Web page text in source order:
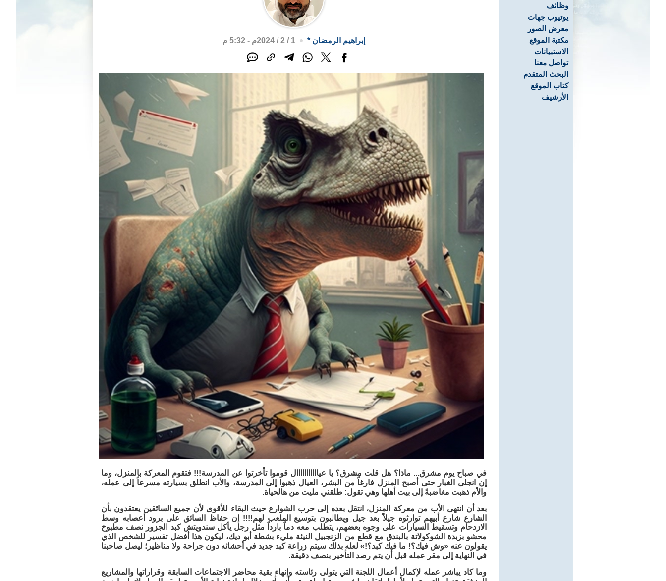
وظائف
يوتيوب جهات
معرض الصور
مكتبة الموقع
الاستبيانات
تواصل معنا
البحث المتقدم
كتاب الموقع
الأرشيف
إبراهيم الرمضان * 1 / 2 / 2024م - 5:32 م
في صباح يوم مشرق... ماذا؟ هل قلت مشرق؟ يا عيااااااااااال قوموا تأخرتوا عن المدرسة!!! فتقوم المعركة بالمنزل، وما
إن انجلى الغبار حتى أصبح المنزل فارغاً من البشر، العيال ذهبوا إلى المدرسة، والأب انطلق بسيارته مسرعاً إلى عمله،
والأم ذهبت مغاضبةً إلى بيت أهلها وهي تقول: طلقني مليت من هالحياة.
بعد أن انتهى الأب من معركة المنزل، انتقل بعده إلى حرب الشوارع حيث البقاء للأقوى لأن جميع السائقين يعتقدون بأن
الشارع شارع أبيهم توارثوه جيلاً بعد جيل ويطالبون بتوسيع الملعب لهم!!!! إن حفاظ السائق على برود أعصابه وسط
الازدحام وتسقيط السيارات على وجوه بعضهم، يتطلب معه دماً بارداً مثل رجل يأكل سندويتش كبد الجزور نصف مطبوخ
محشو بزبدة الشوكولاتة بالبندق مع قطع من الزنجبيل النيئة مليء بشطة أبو ديك، ليكون هذا أفضل تفسير للشخص الذي
يقولون عنه «وش فيك؟! ما فيك كبد؟!» لعله بذلك سيتم زراعة كبد جديد في أحشائه دون جراحة ولا مناظير؛ ليصل صاحبنا
في النهاية إلى مقر عمله قبل أن يتم رصد التأخير بنصف دقيقة.
وما كاد يباشر عمله لإكمال أعمال اللجنة التي يتولى رئاسته وإنهاء بقية محاضر الاجتماعات السابقة وقراراتها والمشاريع